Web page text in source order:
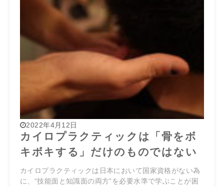
2022年4月12日
カイロプラクティックは「骨をボ
キボキする」だけのものではない
カイロプラクティックは日本において国家資格がない為
に、“技能面と知識面の両方”を必要水準で学ぶことが困